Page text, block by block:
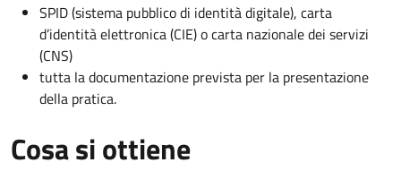
SPID (sistema pubblico di identità digitale), carta
d’identità elettronica (CIE) o carta nazionale dei servizi
(CNS)
tutta la documentazione prevista per la presentazione
della pratica.
Cosa si ottiene